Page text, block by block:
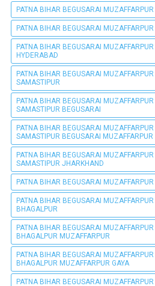
PATNA BIHAR BEGUSARAI
PATNA BIHAR BEGUSARAI
PATNA BIHAR BEGUSARAI
HYDERABAD
PATNA BIHAR BEGUSARAI
SAMASTIPUR
PATNA BIHAR BEGUSARAI
SAMASTIPUR BEGUSARAI
PATNA BIHAR BEGUSARAI
SAMASTIPUR BEGUSARAI MUZAFFARPUR
PATNA BIHAR BEGUSARAI
SAMASTIPUR JHARKHAND
PATNA BIHAR BEGUSARAI
PATNA BIHAR BEGUSARAI
BHAGALPUR
PATNA BIHAR BEGUSARAI
BHAGALPUR MUZAFFARPUR
PATNA BIHAR BEGUSARAI
BHAGALPUR MUZAFFARPUR GAYA
PATNA BIHAR BEGUSARAI